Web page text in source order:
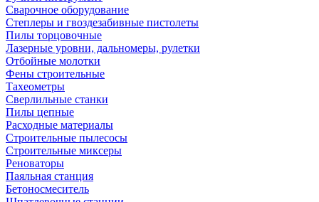
Сварочное оборудование
Степлеры и гвоздезабивные пистолеты
Пилы торцовочные
Лазерные уровни, дальномеры, рулетки
Отбойные молотки
Фены строительные
Тахеометры
Сверлильные станки
Пилы цепные
Расходные материалы
Строительные пылесосы
Строительные миксеры
Реноваторы
Паяльная станция
Бетоносмеситель